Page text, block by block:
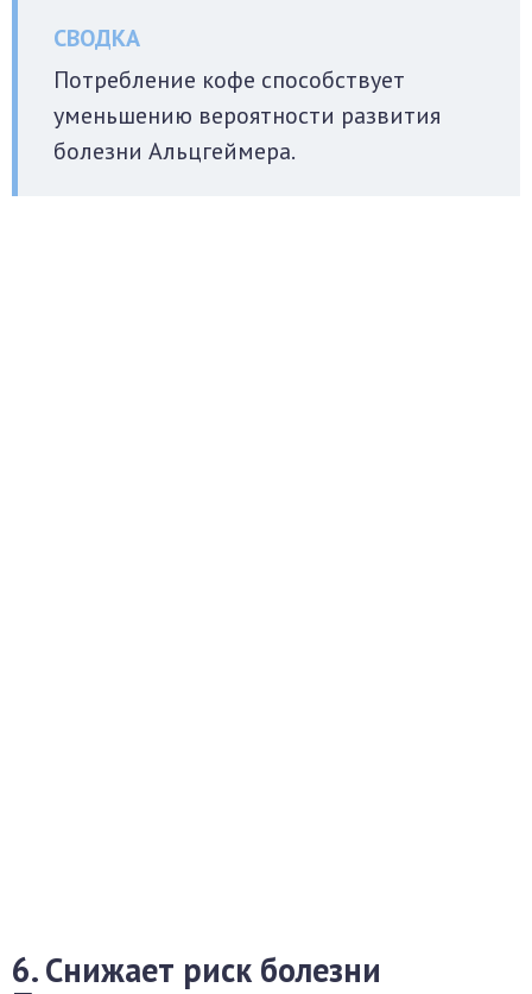
Потребление кофе способствует
уменьшению вероятности развития
болезни Альцгеймера.
6. Снижает риск болезни